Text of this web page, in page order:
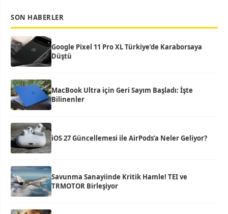
SON HABERLER
Google Pixel 11 Pro XL Türkiye’de Karaborsaya
Düştü
MacBook Ultra için Geri Sayım Başladı: İşte
Bilinenler
iOS 27 Güncellemesi ile AirPods’a Neler Geliyor?
Savunma Sanayiinde Kritik Hamle! TEI ve
TRMOTOR Birleşiyor